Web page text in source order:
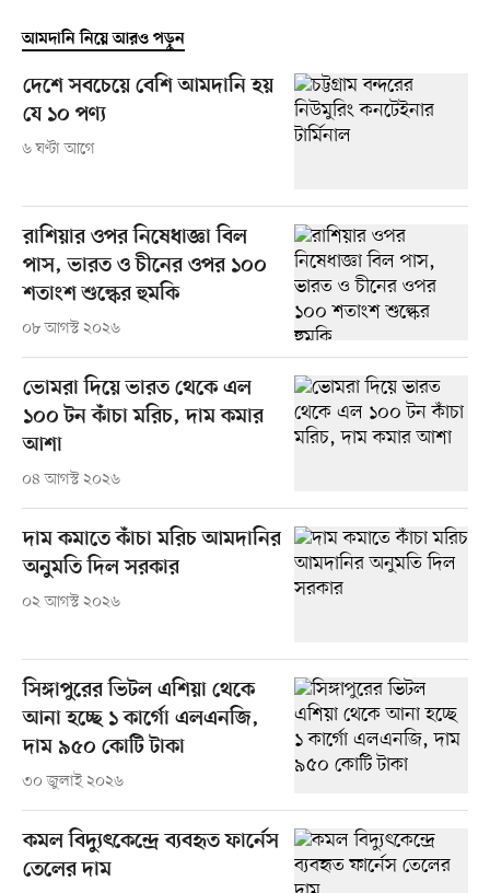
আমদানি নিয়ে আরও পড়ুন
দেশে সবচেয়ে বেশি আমদানি হয়
যে ১০ পণ্য
৬ ঘণ্টা আগে
রাশিয়ার ওপর নিষেধাজ্ঞা বিল
পাস, ভারত ও চীনের ওপর ১০০
শতাংশ শুল্কের হুমকি
০৮ আগস্ট ২০২৬
ভোমরা দিয়ে ভারত থেকে এল
১০০ টন কাঁচা মরিচ, দাম কমার
আশা
০৪ আগস্ট ২০২৬
দাম কমাতে কাঁচা মরিচ আমদানির
অনুমতি দিল সরকার
০২ আগস্ট ২০২৬
সিঙ্গাপুরের ভিটল এশিয়া থেকে
আনা হচ্ছে ১ কার্গো এলএনজি,
দাম ৯৫০ কোটি টাকা
৩০ জুলাই ২০২৬
কমল বিদ্যুৎকেন্দ্রে ব্যবহৃত ফার্নেস
তেলের দাম